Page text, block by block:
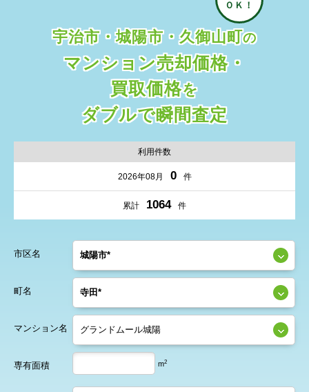
宇治市・城陽市・久御山町の
マンション売却価格・
買取価格を
ダブルで瞬間査定
利用件数
2026年08月 0 件
累計 1064 件
市区名
町名
マンション名
専有面積 m2